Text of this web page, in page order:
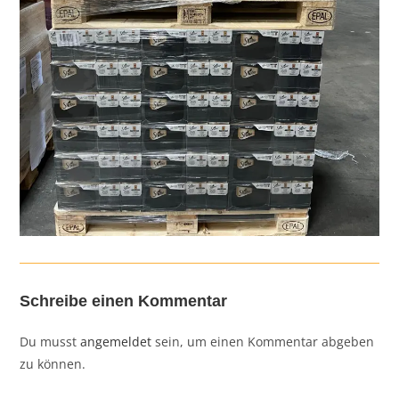
Schreibe einen Kommentar
Du musstangemeldet sein, um einen Kommentar abgeben
zu können.